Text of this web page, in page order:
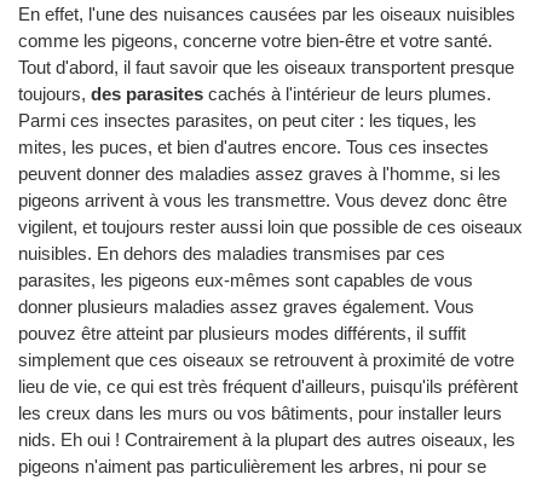
En effet, l'une des nuisances causées par les oiseaux nuisibles
comme les pigeons, concerne votre bien-être et votre santé.
Tout d'abord, il faut savoir que les oiseaux transportent presque
toujours, des parasites cachés à l'intérieur de leurs plumes.
Parmi ces insectes parasites, on peut citer : les tiques, les
mites, les puces, et bien d'autres encore. Tous ces insectes
peuvent donner des maladies assez graves à l'homme, si les
pigeons arrivent à vous les transmettre. Vous devez donc être
vigilent, et toujours rester aussi loin que possible de ces oiseaux
nuisibles. En dehors des maladies transmises par ces
parasites, les pigeons eux-mêmes sont capables de vous
donner plusieurs maladies assez graves également. Vous
pouvez être atteint par plusieurs modes différents, il suffit
simplement que ces oiseaux se retrouvent à proximité de votre
lieu de vie, ce qui est très fréquent d'ailleurs, puisqu'ils préfèrent
les creux dans les murs ou vos bâtiments, pour installer leurs
nids. Eh oui ! Contrairement à la plupart des autres oiseaux, les
pigeons n'aiment pas particulièrement les arbres, ni pour se